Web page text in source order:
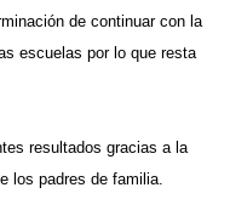
de continuar con la
escuelas por lo que resta
resultados gracias a la
los padres de familia.